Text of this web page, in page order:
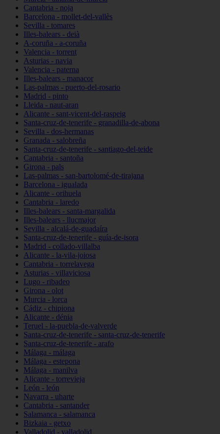
Cantabria - noja
Barcelona - mollet-del-vallès
Sevilla - tomares
Illes-balears - deià
A-coruña - a-coruña
Valencia - torrent
Asturias - navia
Valencia - paterna
Illes-balears - manacor
Las-palmas - puerto-del-rosario
Madrid - pinto
Lleida - naut-aran
Alicante - sant-vicent-del-raspeig
Santa-cruz-de-tenerife - granadilla-de-abona
Sevilla - dos-hermanas
Granada - salobreña
Santa-cruz-de-tenerife - santiago-del-teide
Cantabria - santoña
Girona - pals
Las-palmas - san-bartolomé-de-tirajana
Barcelona - igualada
Alicante - orihuela
Cantabria - laredo
Illes-balears - santa-margalida
Illes-balears - llucmajor
Sevilla - alcalá-de-guadaíra
Santa-cruz-de-tenerife - guía-de-isora
Madrid - collado-villalba
Alicante - la-vila-joiosa
Cantabria - torrelavega
Asturias - villaviciosa
Lugo - ribadeo
Girona - olot
Murcia - lorca
Cádiz - chipiona
Alicante - dénia
Teruel - la-puebla-de-valverde
Santa-cruz-de-tenerife - santa-cruz-de-tenerife
Santa-cruz-de-tenerife - arafo
Málaga - málaga
Málaga - estepona
Málaga - manilva
Alicante - torrevieja
León - león
Navarra - uharte
Cantabria - santander
Salamanca - salamanca
Bizkaia - getxo
Valladolid - valladolid